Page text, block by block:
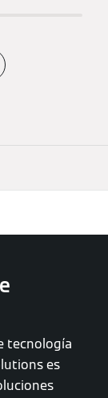
tecnología
es